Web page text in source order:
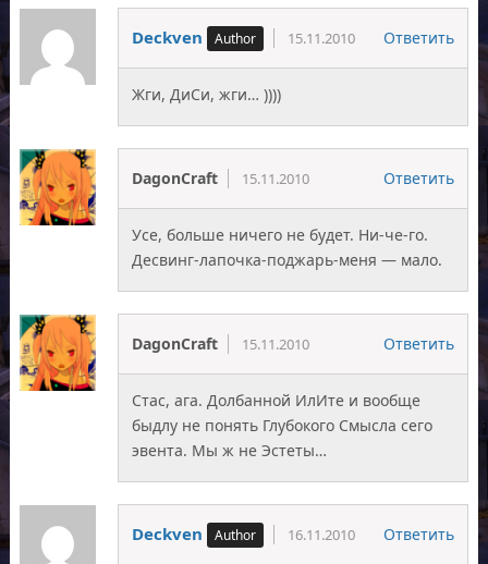
Deckven 15.11.2010 Ответить
Жги, ДиСи, жги… ))))
DagonCraft 15.11.2010 Ответить
Усе, больше ничего не будет. Ни-че-го.
Десвинг-лапочка-поджарь-меня — мало.
DagonCraft 15.11.2010 Ответить
Стас, ага. Долбанной ИлИте и вообще
быдлу не понять Глубокого Смысла сего
эвента. Мы ж не Эстеты…
Deckven 16.11.2010 Ответить